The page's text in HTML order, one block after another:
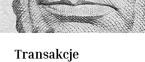
Transakcje